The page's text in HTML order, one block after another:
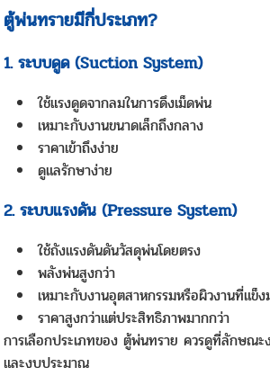
ตู้พ่นทรายมีกี่ประเภท?
1. ระบบดูด (Suction System)
ใช้แรงดูดจากลมในการดึงเม็ดพ่น
เหมาะกับงานขนาดเล็กถึงกลาง
ราคาเข้าถึงง่าย
ดูแลรักษาง่าย
2. ระบบแรงดัน (Pressure System)
ใช้ถังแรงดันดันวัสดุพ่นโดยตรง
พลังพ่นสูงกว่า
เหมาะกับงานอุตสาหกรรมหรือผิวงานที่แข็
ราคาสูงกว่าแต่ประสิทธิภาพมากกว่า
การเลือกประเภทของ ตู้พ่นทราย ควรดูที่ลักษณะ
และงบประมาณ